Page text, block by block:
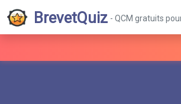
BrevetQuiz - QCM gratuits